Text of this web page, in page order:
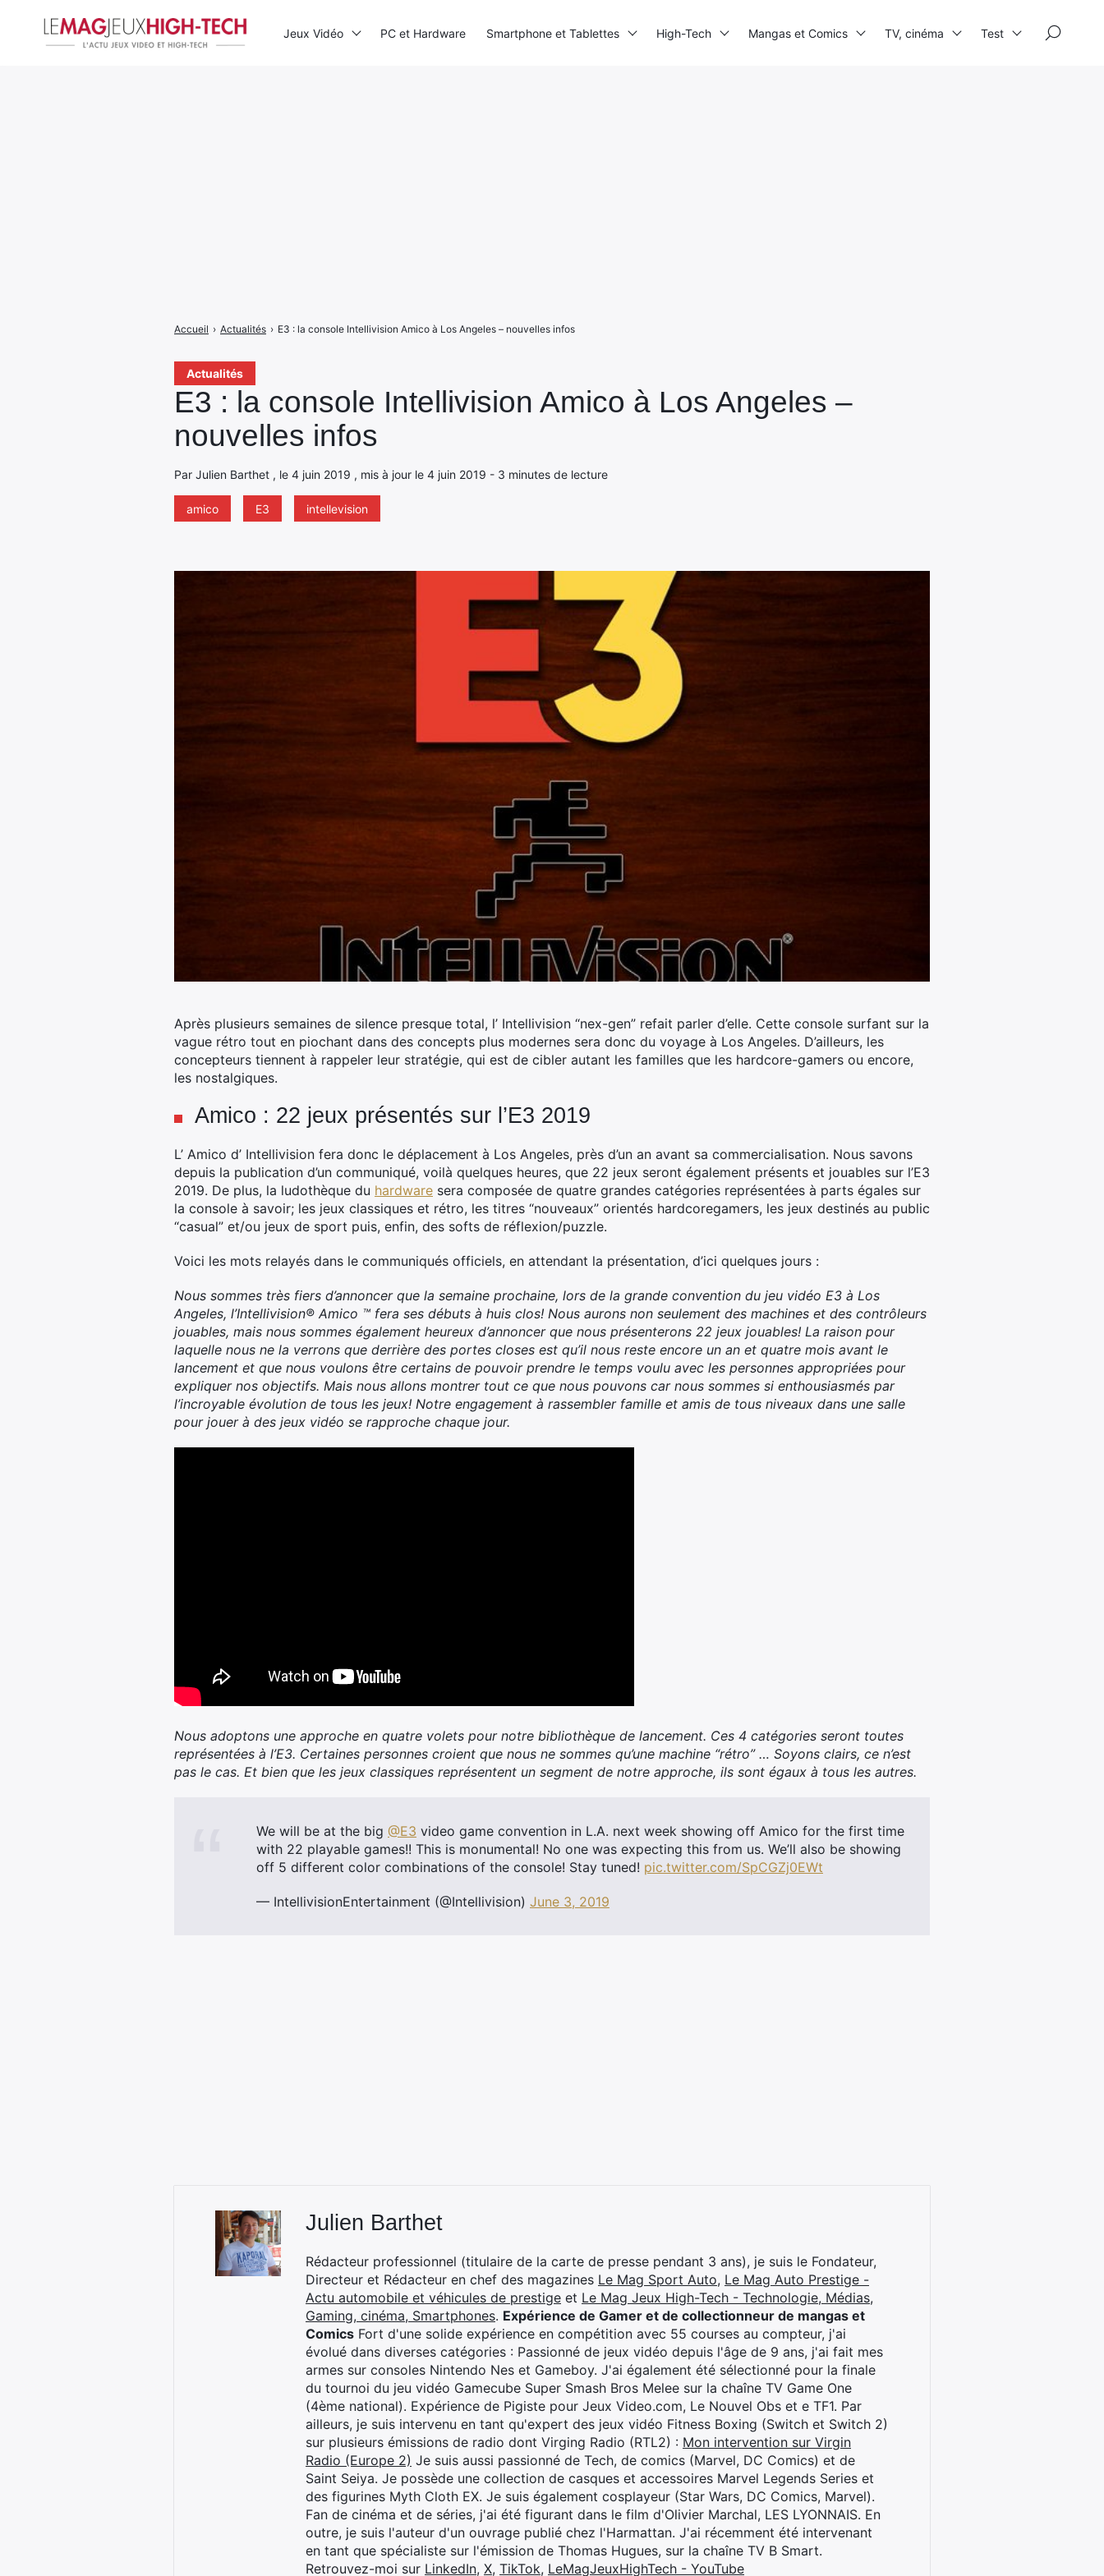
Actualités
E3 : la console Intellivision Amico à Los Angeles –
nouvelles infos
Par Julien Barthet , le 4 juin 2019 , mis à jour le 4 juin 2019 - 3 minutes de lecture
amico E3 intellevision
Accueil › Actualités › E3 : la console Intellivision Amico à Los Angeles – nouvelles infos
Après plusieurs semaines de silence presque total, l’ Intellivision “nex-gen” refait parler d’elle. Cette console surfant sur la
vague rétro tout en piochant dans des concepts plus modernes sera donc du voyage à Los Angeles. D’ailleurs, les
concepteurs tiennent à rappeler leur stratégie, qui est de cibler autant les familles que les hardcore-gamers ou encore,
les nostalgiques.
Amico : 22 jeux présentés sur l’E3 2019
L’ Amico d’ Intellivision fera donc le déplacement à Los Angeles, près d’un an avant sa commercialisation. Nous savons
depuis la publication d’un communiqué, voilà quelques heures, que 22 jeux seront également présents et jouables sur l’E3
2019. De plus, la ludothèque du hardware sera composée de quatre grandes catégories représentées à parts égales sur
la console à savoir; les jeux classiques et rétro, les titres “nouveaux” orientés hardcoregamers, les jeux destinés au public
“casual” et/ou jeux de sport puis, enfin, des softs de réflexion/puzzle.
Voici les mots relayés dans le communiqués officiels, en attendant la présentation, d’ici quelques jours :
Nous sommes très fiers d’annoncer que la semaine prochaine, lors de la grande convention du jeu vidéo E3 à Los
Angeles, l’Intellivision® Amico ™ fera ses débuts à huis clos! Nous aurons non seulement des machines et des contrôleurs
jouables, mais nous sommes également heureux d’annoncer que nous présenterons 22 jeux jouables! La raison pour
laquelle nous ne la verrons que derrière des portes closes est qu’il nous reste encore un an et quatre mois avant le
lancement et que nous voulons être certains de pouvoir prendre le temps voulu avec les personnes appropriées pour
expliquer nos objectifs. Mais nous allons montrer tout ce que nous pouvons car nous sommes si enthousiasmés par
l’incroyable évolution de tous les jeux! Notre engagement à rassembler famille et amis de tous niveaux dans une salle
pour jouer à des jeux vidéo se rapproche chaque jour.
Nous adoptons une approche en quatre volets pour notre bibliothèque de lancement. Ces 4 catégories seront toutes
représentées à l’E3. Certaines personnes croient que nous ne sommes qu’une machine “rétro” … Soyons clairs, ce n’est
pas le cas. Et bien que les jeux classiques représentent un segment de notre approche, ils sont égaux à tous les autres.
We will be at the big @E3 video game convention in L.A. next week showing off Amico for the first time
with 22 playable games!! This is monumental! No one was expecting this from us. We’ll also be showing
off 5 different color combinations of the console! Stay tuned! pic.twitter.com/SpCGZj0EWt
— IntellivisionEntertainment (@Intellivision) June 3, 2019
Julien Barthet
Rédacteur professionnel (titulaire de la carte de presse pendant 3 ans), je suis le Fondateur,
Directeur et Rédacteur en chef des magazines Le Mag Sport Auto, Le Mag Auto Prestige -
Actu automobile et véhicules de prestige et Le Mag Jeux High-Tech - Technologie, Médias,
Gaming, cinéma, Smartphones. Expérience de Gamer et de collectionneur de mangas et
Comics Fort d'une solide expérience en compétition avec 55 courses au compteur, j'ai
évolué dans diverses catégories : Passionné de jeux vidéo depuis l'âge de 9 ans, j'ai fait mes
armes sur consoles Nintendo Nes et Gameboy. J'ai également été sélectionné pour la finale
du tournoi du jeu vidéo Gamecube Super Smash Bros Melee sur la chaîne TV Game One
(4ème national). Expérience de Pigiste pour Jeux Video.com, Le Nouvel Obs et e TF1. Par
ailleurs, je suis intervenu en tant qu'expert des jeux vidéo Fitness Boxing (Switch et Switch 2)
sur plusieurs émissions de radio dont Virging Radio (RTL2) : Mon intervention sur Virgin
Radio (Europe 2) Je suis aussi passionné de Tech, de comics (Marvel, DC Comics) et de
Saint Seiya. Je possède une collection de casques et accessoires Marvel Legends Series et
des figurines Myth Cloth EX. Je suis également cosplayeur (Star Wars, DC Comics, Marvel).
Fan de cinéma et de séries, j'ai été figurant dans le film d'Olivier Marchal, LES LYONNAIS. En
outre, je suis l'auteur d'un ouvrage publié chez l'Harmattan. J'ai récemment été intervenant
en tant que spécialiste sur l'émission de Thomas Hugues, sur la chaîne TV B Smart.
Retrouvez-moi sur LinkedIn, X, TikTok, LeMagJeuxHighTech - YouTube
Jeux Vidéo PC et Hardware Smartphone et Tablettes High-Tech Mangas et Comics TV, cinéma Test